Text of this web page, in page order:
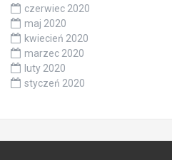
czerwiec 2020
maj 2020
kwiecień 2020
marzec 2020
luty 2020
styczeń 2020